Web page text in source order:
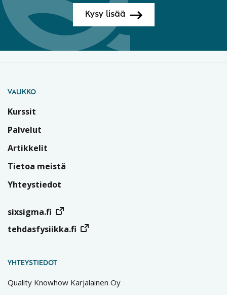
Kysy lisää
VALIKKO
Kurssit
Palvelut
Artikkelit
Tietoa meistä
Yhteystiedot
sixsigma.fi
tehdasfysiikka.fi
YHTEYSTIEDOT
Quality Knowhow Karjalainen Oy